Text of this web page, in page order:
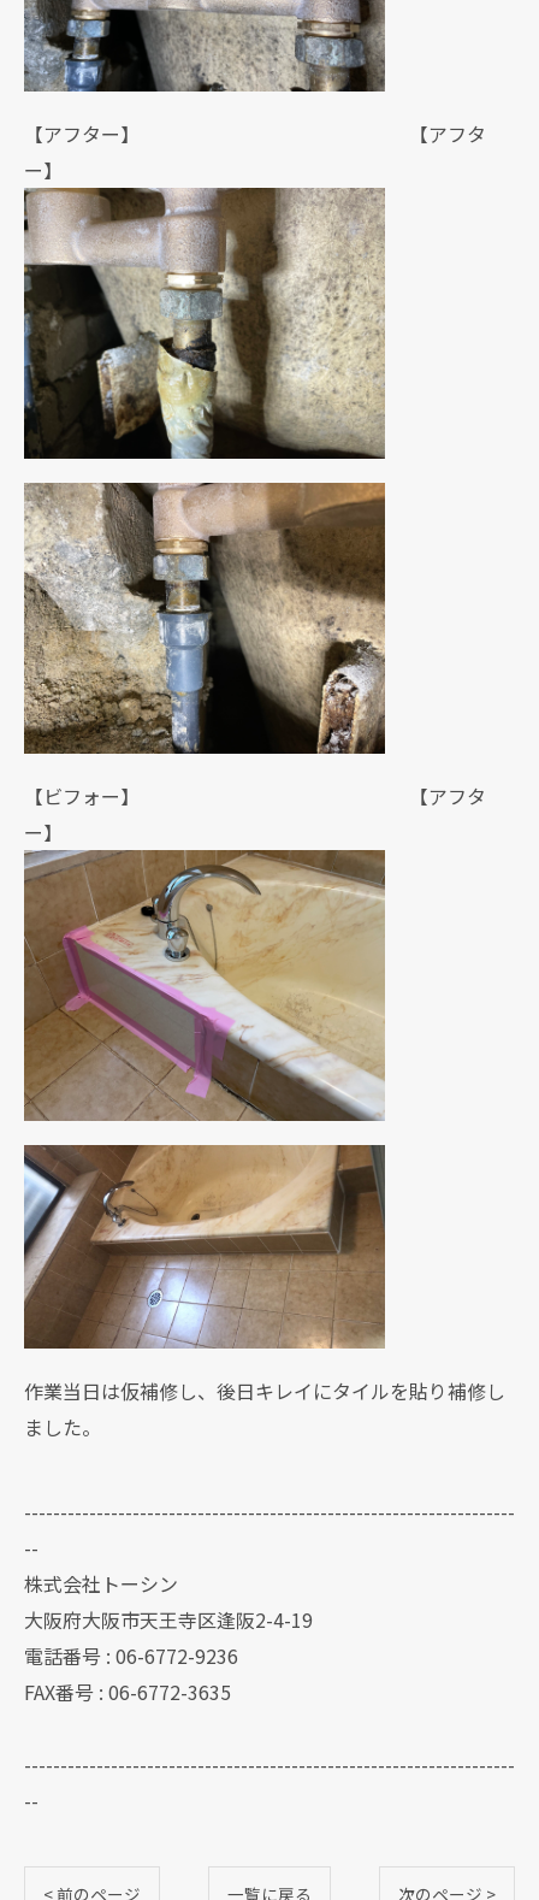
【アフター】 【アフタ
ー】
【ビフォー】 【アフタ
ー】
作業当日は仮補修し、後日キレイにタイルを貼り補修し
ました。
--------------------------------------------------------------------
--
株式会社トーシン
大阪府大阪市天王寺区逢阪2-4-19
電話番号 : 06-6772-9236
FAX番号 : 06-6772-3635
--------------------------------------------------------------------
--
< 前のページ 一覧に戻る 次のページ >